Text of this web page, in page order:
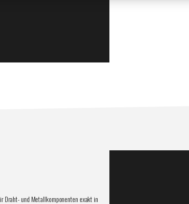
Draht- und Metallkomponenten exakt in